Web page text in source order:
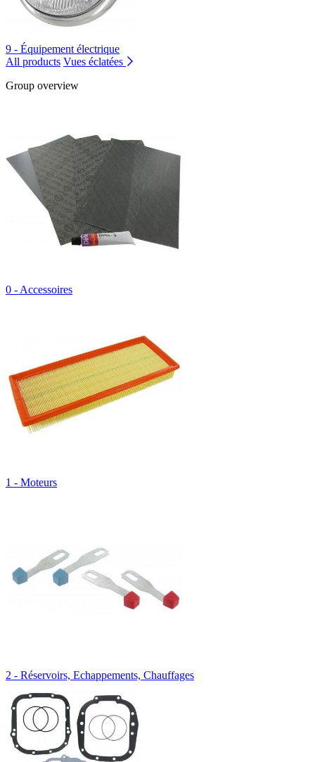
9 - Équipement électrique
All products Vues éclatées
Group overview
0 - Accessoires
1 - Moteurs
2 - Réservoirs, Echappements, Chauffages